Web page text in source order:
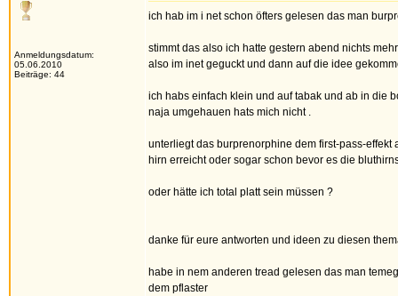
Anmeldungsdatum:
05.06.2010
Beiträge: 44
ich hab im i net schon öfters gelesen das man
stimmt das also ich hatte gestern abend nichts
also im inet geguckt und dann auf die idee
ich habs einfach klein und auf tabak und ab in die
naja umgehauen hats mich nicht .
unterliegt das burprenorphine dem first-pass-
hirn erreicht oder sogar schon bevor es die
oder hätte ich total platt sein müssen ?
danke für eure antworten und ideen zu diesen
habe in nem anderen tread gelesen das man
dem pflaster